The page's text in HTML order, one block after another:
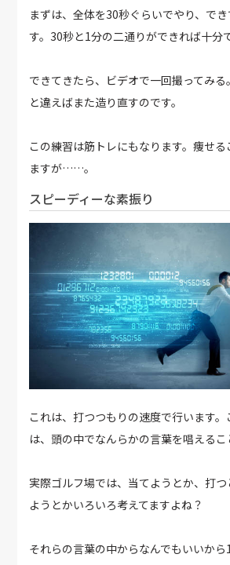
まずは、全体を30秒ぐらいでやり、で
す。30秒と1分の二通りができれば十分で
できてきたら、ビデオで一回撮ってみ
と違えばまた造り直すのです。
この練習は筋トレにもなります。痩せ
ますが……。
スピーディーな素振り
これは、打つつもりの速度で行います
は、頭の中でなんらかの言葉を唱えるこ
実際ゴルフ場では、当てようとか、打
ようとかいろいろ考えてますよね？
それらの言葉の中からなんでもいいか